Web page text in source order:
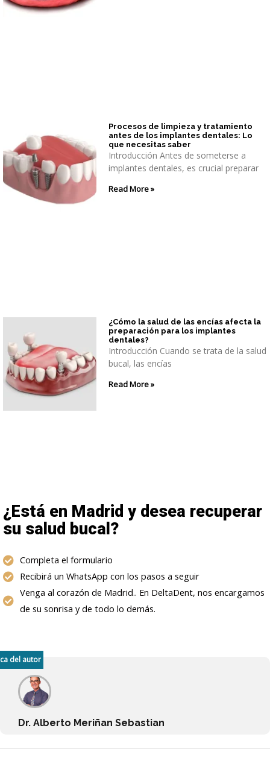
Procesos de limpieza y tratamiento
antes de los implantes dentales: Lo
que necesitas saber
Introducción Antes de someterse a
implantes dentales, es crucial preparar
Read More »
¿Cómo la salud de las encías afecta la
preparación para los implantes
dentales?
Introducción Cuando se trata de la salud
bucal, las encías
Read More »
¿Está en Madrid y desea recuperar
su salud bucal?
Completa el formulario
Recibirá un WhatsApp con los pasos a seguir
Venga al corazón de Madrid.. En DeltaDent, nos encargamos
de su sonrisa y de todo lo demás.
del autor
Dr. Alberto Meriñan Sebastian